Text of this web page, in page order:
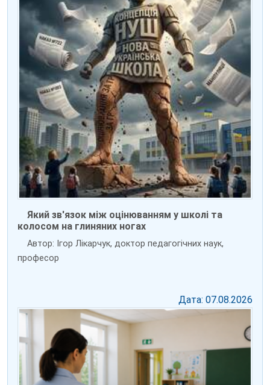
Який зв'язок між оцінюванням у школі та
колосом на глиняних ногах
Автор: Ігор Лікарчук, доктор педагогічних наук,
професор
Дата: 07.08.2026